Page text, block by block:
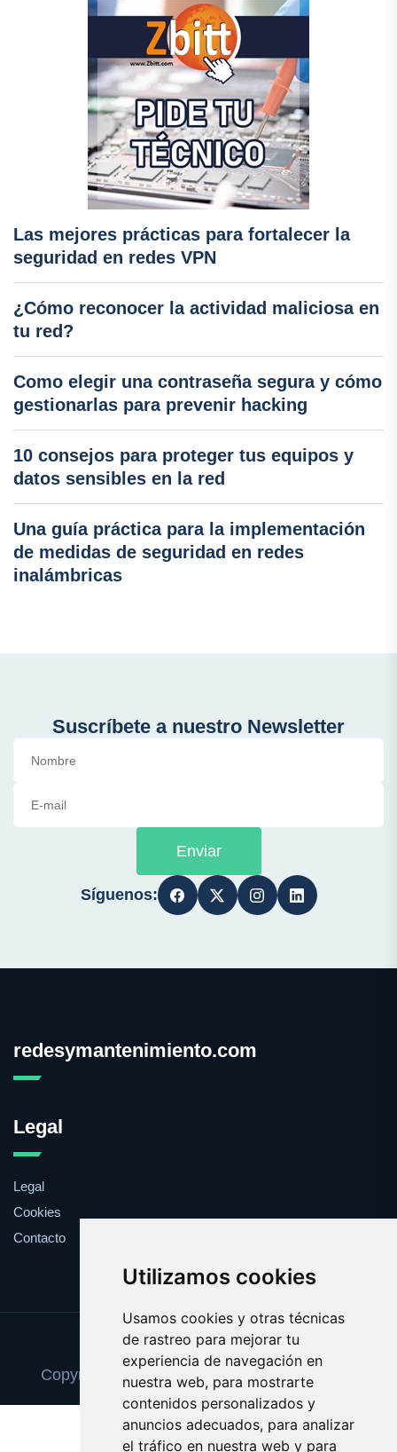
Utilizamos cookies
Usamos cookies y otras técnicas
de rastreo para mejorar tu
experiencia de navegación en
nuestra web, para mostrarte
contenidos personalizados y
anuncios adecuados, para analizar
el tráfico en nuestra web y para
Las mejores prácticas para fortalecer la
seguridad en redes VPN
¿Cómo reconocer la actividad maliciosa en
tu red?
Como elegir una contraseña segura y cómo
gestionarlas para prevenir hacking
10 consejos para proteger tus equipos y
datos sensibles en la red
Una guía práctica para la implementación
de medidas de seguridad en redes
inalámbricas
Suscríbete a nuestro Newsletter
Enviar
Síguenos:
redesymantenimiento.com
Legal
Legal
Cookies
Contacto
Update cookies preferences
Copyright © 2025 redesymantenimiento.com